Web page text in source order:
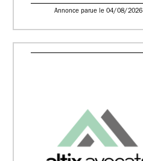
Annonce parue le 04/08/2026